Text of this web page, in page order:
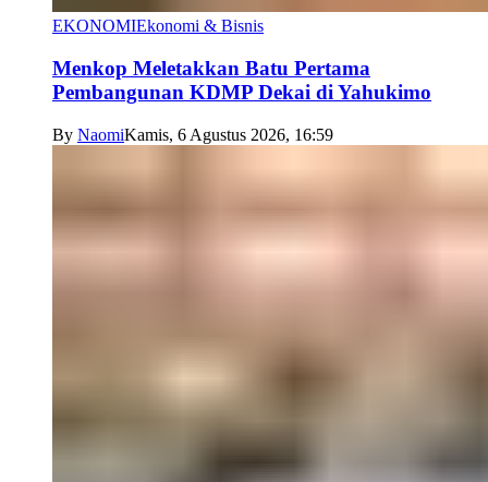
EKONOMIEkonomi & Bisnis
Menkop Meletakkan Batu Pertama
Pembangunan KDMP Dekai di Yahukimo
By NaomiKamis, 6 Agustus 2026, 16:59